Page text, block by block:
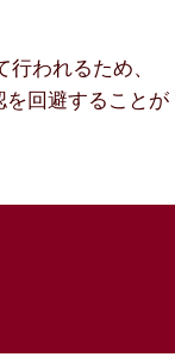
われるため、
回避することが